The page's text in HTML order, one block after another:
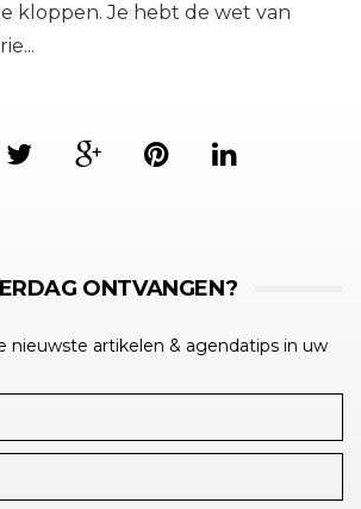
kloppen. Je hebt de wet van
ONTVANGEN?
nieuwste artikelen & agendatips in uw